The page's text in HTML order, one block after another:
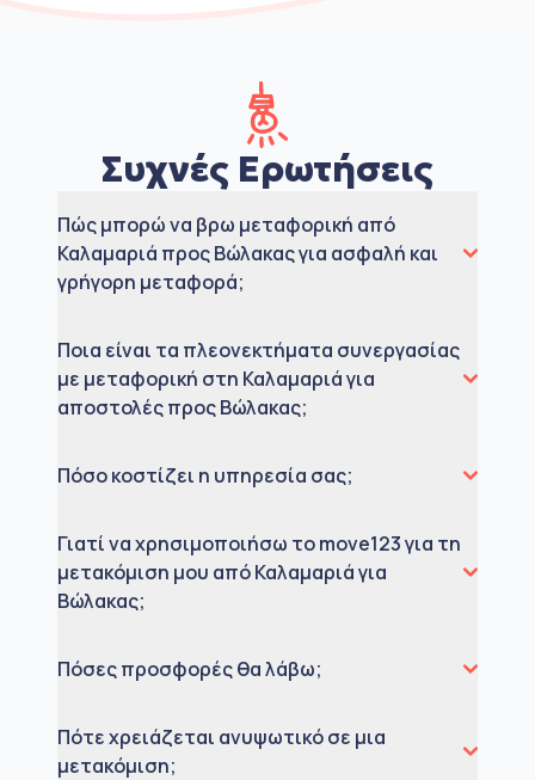
Συχνές Ερωτήσεις
Πώς μπορώ να βρω μεταφορική από
Καλαμαριά προς Βώλακας για ασφαλή και
γρήγορη μεταφορά;
Ποια είναι τα πλεονεκτήματα συνεργασίας
με μεταφορική στη Καλαμαριά για
αποστολές προς Βώλακας;
Πόσο κοστίζει η υπηρεσία σας;
Γιατί να χρησιμοποιήσω το move123 για τη
μετακόμιση μου από Καλαμαριά για
Βώλακας;
Πόσες προσφορές θα λάβω;
Πότε χρειάζεται ανυψωτικό σε μια
μετακόμιση;